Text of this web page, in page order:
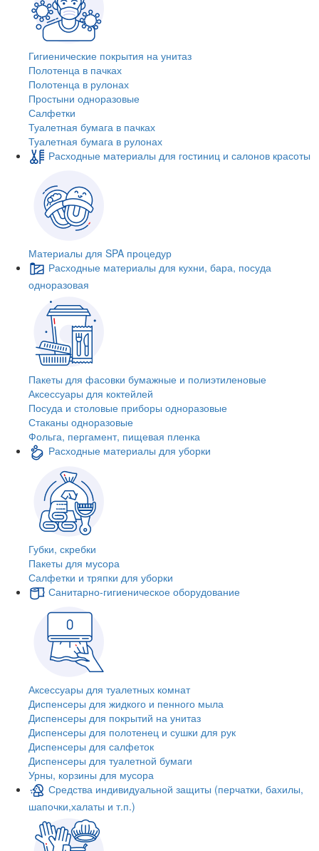
Гигиенические покрытия на унитаз
Полотенца в пачках
Полотенца в рулонах
Простыни одноразовые
Салфетки
Туалетная бумага в пачках
Туалетная бумага в рулонах
Расходные материалы для гостиниц и салонов красоты
Материалы для SPA процедур
Расходные материалы для кухни, бара, посуда
одноразовая
Пакеты для фасовки бумажные и полиэтиленовые
Аксессуары для коктейлей
Посуда и столовые приборы одноразовые
Стаканы одноразовые
Фольга, пергамент, пищевая пленка
Расходные материалы для уборки
Губки, скребки
Пакеты для мусора
Салфетки и тряпки для уборки
Санитарно-гигиеническое оборудование
Аксессуары для туалетных комнат
Диспенсеры для жидкого и пенного мыла
Диспенсеры для покрытий на унитаз
Диспенсеры для полотенец и сушки для рук
Диспенсеры для салфеток
Диспенсеры для туалетной бумаги
Урны, корзины для мусора
Средства индивидуальной защиты (перчатки, бахилы,
шапочки,халаты и т.п.)